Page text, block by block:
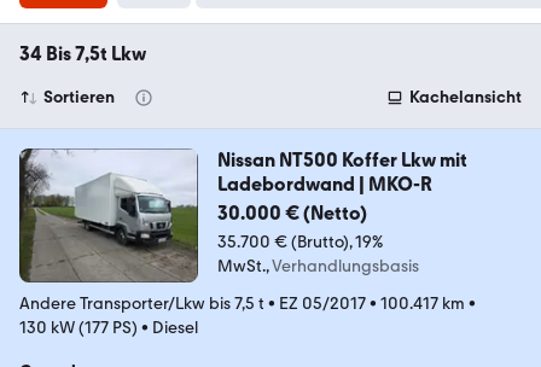
34 Bis 7,5t Lkw
Sortieren Kachelansicht
Nissan NT500 Koffer Lkw mit
Ladebordwand | MKO-R
30.000 € (Netto)
35.700 € (Brutto) 19%
MwSt. Verhandlungsbasis
Andere Transporter/Lkw bis 7,5 t • EZ 05/2017• 100.417 km •
130 kW (177 PS) • Diesel